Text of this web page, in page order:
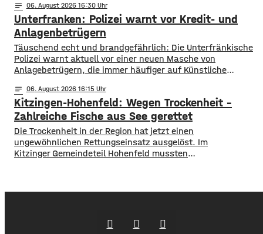
Samstag ist dann das Konzert des Duos Fast Boy. Das
Konzert von Roy Bianco und den Abbrunzati Boys ist
ausverkauft, rund 16.000 Menschen werden
notes 06. August 2026 16:30
Unterfranken: Polizei warnt vor Kredit- und
Anlagenbetrügern
​​Täuschend echt und brandgefährlich: Die Unterfränkische
Polizei warnt aktuell vor einer neuen Masche von
Anlagebetrügern, die immer häufiger auf Künstliche
Menschen aus der Region um ihr Erspartes gebracht. ​Laut
Polizei erstellen die Täter mithilfe von KI täuschen echte
Werbevideos oder fälschen Empfehlungen von prominenten
Persönlichkeiten. Ihr Ziel: echte
notes 06. August 2026 16:15
Kitzingen-Hohenfeld: Wegen Trockenheit –
Zahlreiche Fische aus See gerettet
​​Die Trockenheit in der Region hat jetzt einen
ungewöhnlichen Rettungseinsatz ausgelöst. Im
Kitzinger Gemeindeteil Hohenfeld mussten
Gummistiefeln und Spezialausrüstung fischten sie den See
am Donnerstag nach und nach leer. Die geretteten Fische